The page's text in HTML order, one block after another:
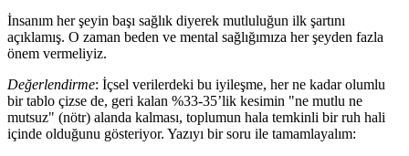
İnsanım her şeyin başı sağlık diyerek mutluluğun ilk şartını
açıklamış. O zaman beden ve mental sağlığımıza her şeyden fazla
önem vermeliyiz.
Değerlendirme: İçsel verilerdeki bu iyileşme, her ne kadar olumlu
bir tablo çizse de, geri kalan %33-35’lik kesimin "ne mutlu ne
mutsuz" (nötr) alanda kalması, toplumun hala temkinli bir ruh hali
içinde olduğunu gösteriyor. Yazıyı bir soru ile tamamlayalım: